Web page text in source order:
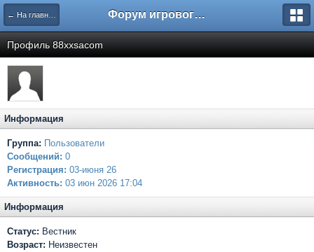
← На главную Форум игрового проекта Riverrise
Профиль 88xxsacom
Информация
Группа: Пользователи
Сообщений: 0
Регистрация: 03-июня 26
Активность: 03 июн 2026 17:04
Информация
Статус: Вестник
Возраст: Неизвестен